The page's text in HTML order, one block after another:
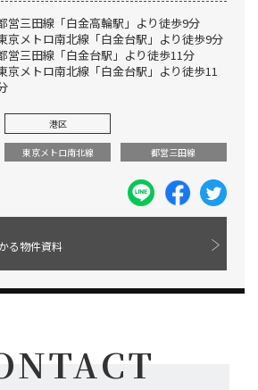
営三田線「白金高輪駅」より徒歩9分
京メトロ南北線「白金台駅」より徒歩9分
営三田線「白金台駅」より徒歩11分
京メトロ南北線「白金台駅」より徒歩11
港区
東京メトロ南北線 都営三田線
る物件資料